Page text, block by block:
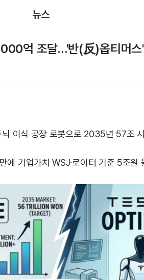
뉴스
억 조달…'반(反)옵티머스
이식 공장 로봇으로 2035년 57조
에 기업가치 WSJ·로이터 기준 5조원